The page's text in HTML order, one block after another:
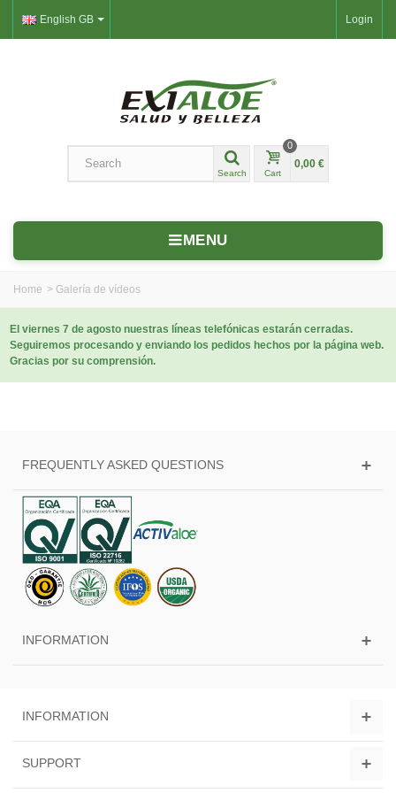
Login
English GB
Search Cart
0
0,00 €
MENU
Home > Galería de vídeos
El viernes 7 de agosto nuestras líneas telefónicas estarán cerradas.
Seguiremos procesando y enviando los pedidos hechos por la página web.
Gracias por su comprensión.
FREQUENTLY ASKED QUESTIONS
INFORMATION
INFORMATION
SUPPORT